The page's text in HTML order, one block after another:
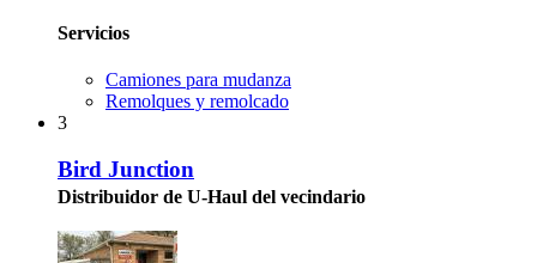
Servicios
Camiones para mudanza
Remolques y remolcado
3
Bird Junction
Distribuidor de U-Haul del vecindario